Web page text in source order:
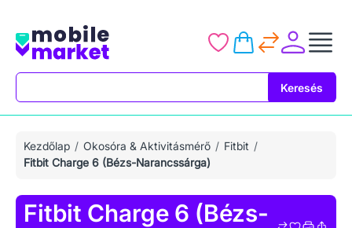
Keresés
Kezdőlap Okosóra & Aktivitásmérő
Fitbit
Fitbit Charge 6 (Bézs-Narancssárga)
Fitbit Charge 6 (Bézs-